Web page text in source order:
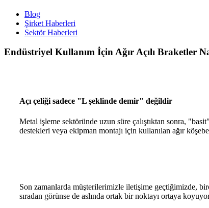
Blog
Şirket Haberleri
Sektör Haberleri
Endüstriyel Kullanım İçin Ağır Açılı Braketler
Açı çeliği sadece "L şeklinde demir" değildir
Metal işleme sektöründe uzun süre çalıştıktan sonra,
destekleri veya ekipman montajı için kullanılan ağır
Son zamanlarda müşterilerimizle iletişime geçtiğimizde,
sıradan görünse de aslında ortak bir noktayı ortaya